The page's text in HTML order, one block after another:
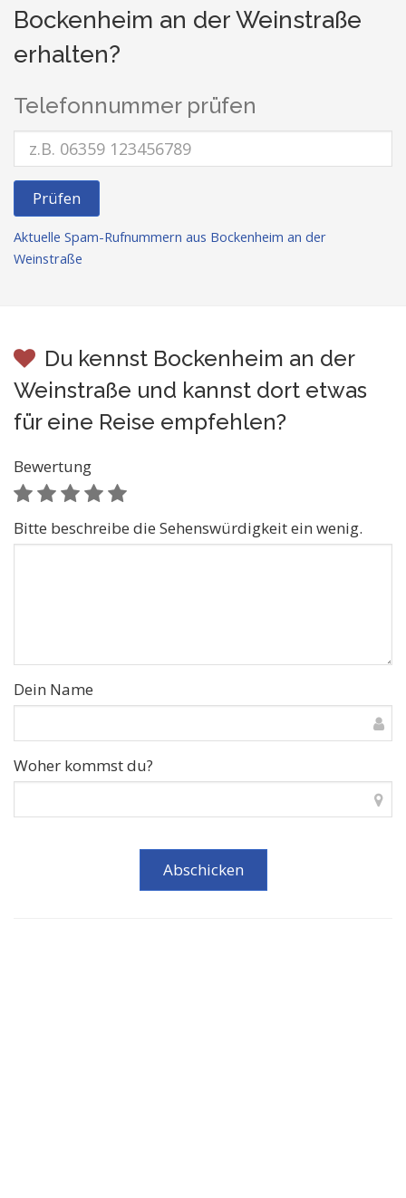
Bockenheim an der Weinstraße
erhalten?
Telefonnummer prüfen
Prüfen
Aktuelle Spam-Rufnummern aus Bockenheim an der
Weinstraße
Du kennst Bockenheim an der
Weinstraße und kannst dort etwas
für eine Reise empfehlen?
Bewertung
Bitte beschreibe die Sehenswürdigkeit ein wenig.
Dein Name
Woher kommst du?